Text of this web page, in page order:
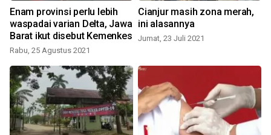
Enam provinsi perlu lebih
waspadai varian Delta, Jawa
Barat ikut disebut Kemenkes
Rabu, 25 Agustus 2021
Cianjur masih zona merah,
ini alasannya
Jumat, 23 Juli 2021